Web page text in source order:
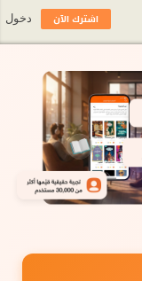
اشترك الآن دخول